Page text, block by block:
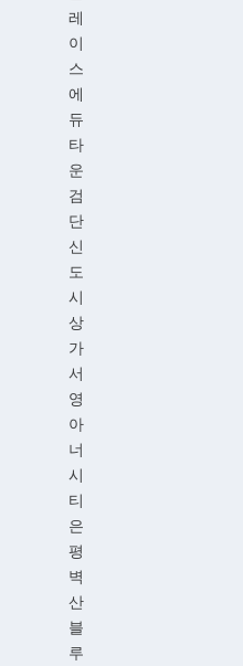
레
이
스
에
듀
타
운
검
단
신
도
시
상
가
서
영
아
너
시
티
은
평
벽
산
블
루